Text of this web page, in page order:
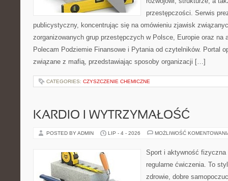
przestępczości. Serwis
publicystyczny, koncentrując się na omówieniu zjawisk
zorganizowanych grup przestępczych w Polsce, Europie oraz na
Polecam Podziemie Finansowe i Pytania od czytelników. Portal
związane z mafią, przedstawiając sposoby organizacji […]
CATEGORIES: CZYSZCZENIE CHEMICZNE
KARDIO I WYTRZYMAŁOŚĆ
POSTED BY ADMIN LIP - 4 - 2026 MOŻLIWOŚĆ
Sport i aktywność
regularne ćwiczenia. To
zdrowie, dobre